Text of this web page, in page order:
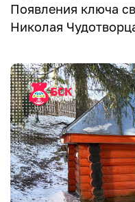
Появления ключа
Николая